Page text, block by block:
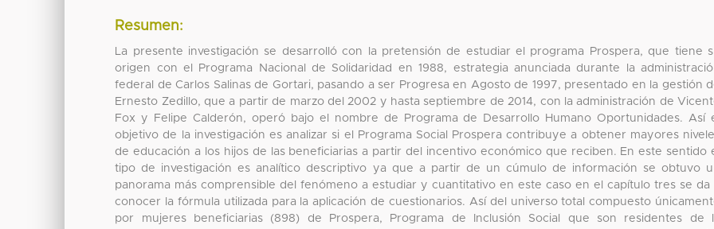
Resumen:
La presente investigación se desarrolló con la pretensión de estudiar el programa Prospera, que tiene
origen con el Programa Nacional de Solidaridad en 1988, estrategia anunciada durante la
federal de Carlos Salinas de Gortari, pasando a ser Progresa en Agosto de 1997, presentado en la gestión
Ernesto Zedillo, que a partir de marzo del 2002 y hasta septiembre de 2014, con la administración de
Fox y Felipe Calderón, operó bajo el nombre de Programa de Desarrollo Humano Oportunidades. Así
objetivo de la investigación es analizar si el Programa Social Prospera contribuye a obtener mayores
de educación a los hijos de las beneficiarias a partir del incentivo económico que reciben. En este sentido
tipo de investigación es analítico descriptivo ya que a partir de un cúmulo de información se obtuvo
panorama más comprensible del fenómeno a estudiar y cuantitativo en este caso en el capítulo tres se da
conocer la fórmula utilizada para la aplicación de cuestionarios. Así del universo total compuesto
por mujeres beneficiarias (898) de Prospera, Programa de Inclusión Social que son residentes de